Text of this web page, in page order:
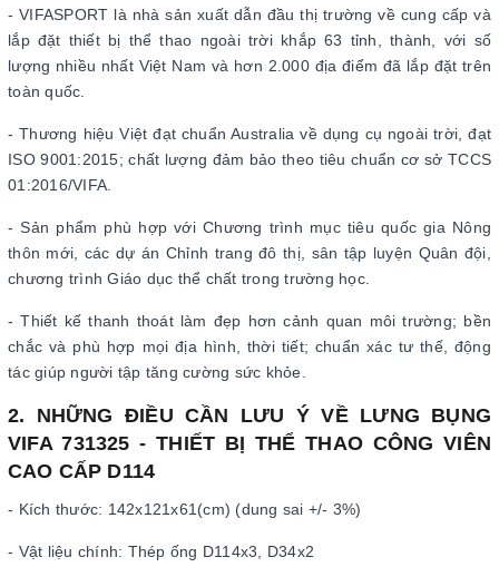
- VIFASPORT là nhà sản xuất dẫn đầu thị trường về cung cấp và
lắp đặt thiết bị thể thao ngoài trời khắp 63 tỉnh, thành, với số
lượng nhiều nhất Việt Nam và hơn 2.000 địa điểm đã lắp đặt trên
toàn quốc.
- Thương hiệu Việt đạt chuẩn Australia về dụng cụ ngoài trời, đạt
ISO 9001:2015; chất lượng đảm bảo theo tiêu chuẩn cơ sở TCCS
01:2016/VIFA.
- Sản phẩm phù hợp với Chương trình mục tiêu quốc gia Nông
thôn mới, các dự án Chỉnh trang đô thị, sân tập luyện Quân đội,
chương trình Giáo dục thể chất trong trường học.
- Thiết kế thanh thoát làm đẹp hơn cảnh quan môi trường; bền
chắc và phù hợp mọi địa hình, thời tiết; chuẩn xác tư thế, động
tác giúp người tập tăng cường sức khỏe.
2. NHỮNG ĐIỀU CẦN LƯU Ý VỀ LƯNG BỤNG
VIFA 731325 - THIẾT BỊ THỂ THAO CÔNG VIÊN
CAO CẤP D114
- Kích thước: 142x121x61(cm) (dung sai +/- 3%)
- Vật liệu chính: Thép ống D114x3, D34x2